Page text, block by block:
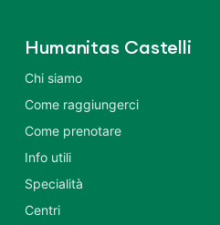
Humanitas Castelli
Chi siamo
Come raggiungerci
Come prenotare
Info utili
Specialità
Centri